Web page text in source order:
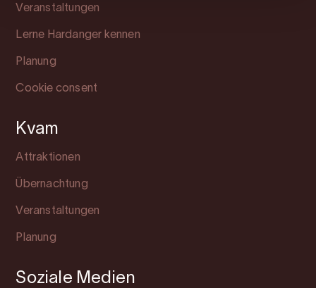
Veranstaltungen
Lerne Hardanger kennen
Planung
Cookie consent
Kvam
Attraktionen
Übernachtung
Veranstaltungen
Planung
Soziale Medien